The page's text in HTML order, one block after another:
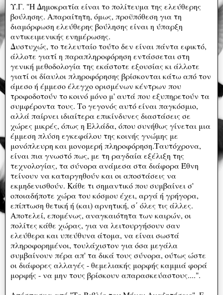
Υ.Γ. "Η Δημοκρατία είναι το πολίτευμα της ελεύθερης
βούλησης. Απαραίτητη, όμως, προϋπόθεση για τη
διαμόρφωση ελεύθερης βούλησης είναι η ύπαρξη
αντικειμενικής ενημέρωσης.
Δυστυχώς, το τελευταίο τούτο δεν είναι πάντα εφικτό,
άλλοτε γιατί η παραπληροφόρηση εντάσσεται στη
γενική μεθοδολογία της εκάστοτε εξουσίας κι άλλοτε
γιατί οι δίαυλοι πληροφόρησης βρίσκονται κάτω από τον
άμεσο ή έμμεσο έλεγχο ορισμένων κέντρων που
τροφοδοτούν το κοινό μόνο μ' αυτά που εξυπηρετούν τα
συμφέροντα τους. Το γεγονός αυτό είναι παγκόσμιο,
αλλά παίρνει ιδιαίτερα επικίνδυνες διαστάσεις σε
χώρες μικρές, όπως η Ελλάδα, όπου συνήθως γίνεται μια
έμμεση πλύση εγκεφάλου της κοινής γνώμης με
μονόπλευρη και μονομερή πληροφόρηση.Ταυτόχρονα,
είναι πια γνωστό πως, με τη ραγδαία εξέλιξη της
τεχνολογίας, τα σύνορα ανάμεσα στα διάφορα Έθνη
τείνουν να καταργηθούν και οι αποστάσεις να
εκμηδενισθούν. Κάθε τι σημαντικό που συμβαίνει σ'
οποιαδήποτε χώρα του κόσμου έχει, αργά ή γρήγορα,
επίπτωση θετική ή (και) αρνητική, σ΄ όλες τις άλλες.
Αποτελεί, επομένως, αναγκαιότητα των καιρών, οι
πολίτες κάθε χώρας, για να λειτουργήσουν σαν
ελεύθερα και υπεύθυνα άτομα, να είναι σωστά
πληροφορημένοι, τουλάχιστον για όσα μεγάλα
συμβαίνουν πέρα απ' τα δικά τους σύνορα, ούτως ώστε
οι διάφορες αλλαγές - θεμελιακής μορφής καμμιά φορά
μορφής - να μην τους βρίσκουν απαρασκεύαστους....".